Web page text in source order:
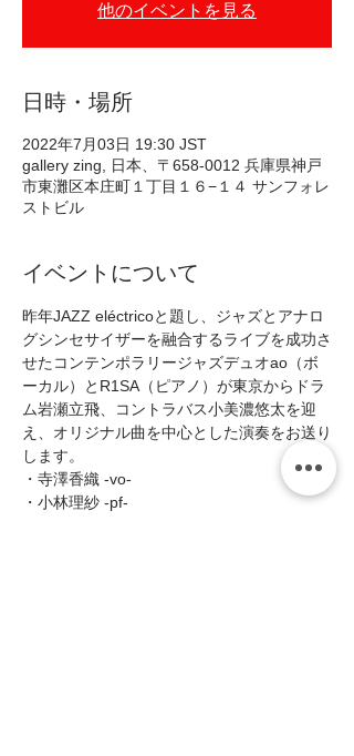
他のイベントを見る
日時・場所
2022年7月03日 19:30 JST
gallery zing, 日本、〒658-0012 兵庫県神戸
市東灘区本庄町１丁目１６−１４ サンフォレ
ストビル
イベントについて
昨年JAZZ eléctricoと題し、ジャズとアナロ
グシンセサイザーを融合するライブを成功さ
せたコンテンポラリージャズデュオao（ボ
ーカル）とR1SA（ピアノ）が東京からドラ
ム岩瀬立飛、コントラバス小美濃悠太を迎
え、オリジナル曲を中心とした演奏をお送り
します。
・寺澤香織 -vo-
・小林理紗 -pf-